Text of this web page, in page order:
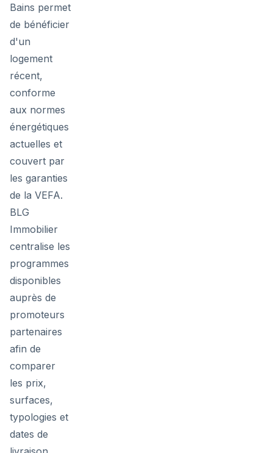
Bains permet
de bénéficier
d'un
logement
récent,
conforme
aux normes
énergétiques
actuelles et
couvert par
les garanties
de la VEFA.
BLG
Immobilier
centralise les
programmes
disponibles
auprès de
promoteurs
partenaires
afin de
comparer
les prix,
surfaces,
typologies et
dates de